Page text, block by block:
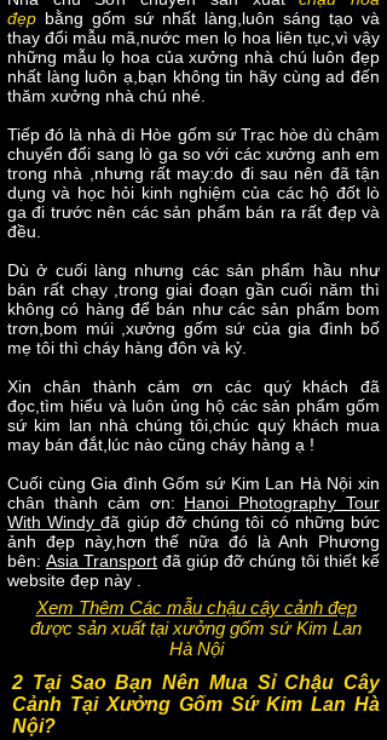
đẹp bằng gốm sứ nhất làng,luôn sáng tạo và
thay đổi mẫu mã,nước men lọ hoa liên tục,vì vậy
những mẫu lọ hoa của xưởng nhà chú luôn đẹp
nhất làng luôn ạ,bạn không tin hãy cùng ad đến
thăm xưởng nhà chú nhé.
Tiếp đó là nhà dì Hòe gốm sứ Trạc hòe dù chậm
chuyển đổi sang lò ga so với các xưởng anh em
trong nhà ,nhưng rất may:do đi sau nên đã tận
dụng và học hỏi kinh nghiệm của các hộ đốt lò
ga đi trước nên các sản phẩm bán ra rất đẹp và
đều.
Dù ở cuối làng nhưng các sản phẩm hầu như
bán rất chạy ,trong giai đoạn gần cuối năm thì
không có hàng để bán như các sản phẩm bom
trơn,bom múi ,xưởng gốm sứ của gia đình bố
mẹ tôi thì cháy hàng đôn và kỷ.
Xin chân thành cảm ơn các quý khách đã
đọc,tìm hiểu và luôn ủng hộ các sản phẩm gốm
sứ kim lan nhà chúng tôi,chúc quý khách mua
may bán đắt,lúc nào cũng cháy hàng ạ !
Cuối cùng Gia đình Gốm sứ Kim Lan Hà Nội xin
chân thành cảm ơn: Hanoi Photography Tour
With Windyđã giúp đỡ chúng tôi có những bức
ảnh đẹp này,hơn thế nữa đó là Anh Phương
bên: Asia Transport đã giúp đỡ chúng tôi thiết kế
website đẹp này .
Xem Thêm Các mẫu chậu cây cảnh đẹp
được sản xuất tại xưởng gốm sứ Kim Lan
Hà Nội
2 Tại Sao Bạn Nên Mua Sỉ Chậu Cây
Cảnh Tại Xưởng Gốm Sứ Kim Lan Hà
Nội?